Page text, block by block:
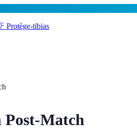
Protège-tibias
Post-Match